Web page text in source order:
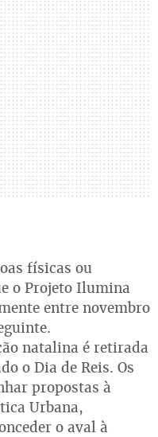
físicas ou
o Projeto Ilumina
entre novembro
natalina é retirada
o Dia de Reis. Os
propostas à
Urbana,
o aval à